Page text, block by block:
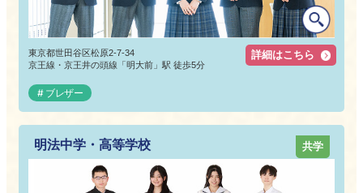
東京都世田谷区松原2-7-34
京王線・京王井の頭線「明大前」駅 徒歩5分
ブレザー
詳細はこちら
明法中学・高等学校 共学